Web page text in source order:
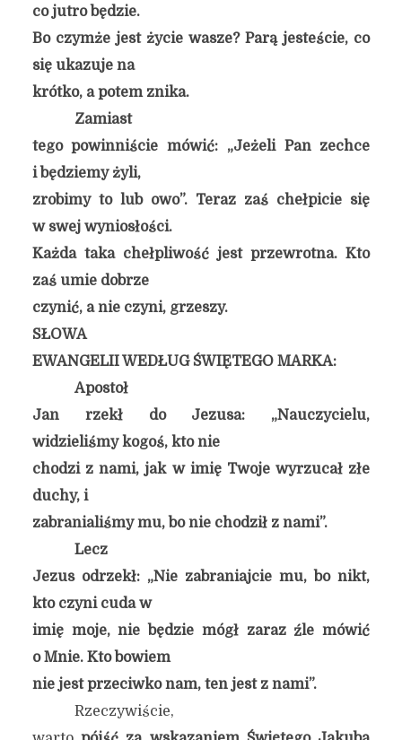
co jutro będzie.
Bo czymże jest życie wasze? Parą jesteście, co
się ukazuje na
krótko, a potem znika.
Zamiast
tego powinniście mówić: „Jeżeli Pan zechce
i będziemy żyli,
zrobimy to lub owo”. Teraz zaś chełpicie się
w swej wyniosłości.
Każda taka chełpliwość jest przewrotna. Kto
zaś umie dobrze
czynić, a nie czyni, grzeszy.
SŁOWA
EWANGELII WEDŁUG ŚWIĘTEGO MARKA:
Apostoł
Jan rzekł do Jezusa: „Nauczycielu,
widzieliśmy kogoś, kto nie
chodzi z nami, jak w imię Twoje wyrzucał złe
duchy, i
zabranialiśmy mu, bo nie chodził z nami”.
Lecz
Jezus odrzekł: „Nie zabraniajcie mu, bo nikt,
kto czyni cuda w
imię moje, nie będzie mógł zaraz źle mówić
o Mnie. Kto bowiem
nie jest przeciwko nam, ten jest z nami”.
Rzeczywiście,